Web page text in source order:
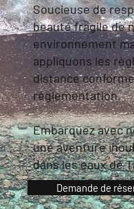
Soucieuse de
beauté fragile de
environnement
appliquons les
distance
réglementation.
Embarquez avec
une aventure
dans les eaux de
Demande de